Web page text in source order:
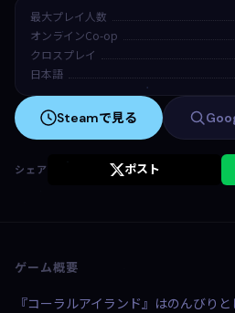
最大プレイ人数
オンラインCo-op
クロスプレイ
日本語
Steamで見る
シェア ポスト
ゲーム概要
『コーラルアイランド』はのんびり